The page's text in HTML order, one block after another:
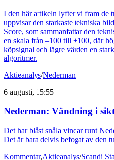
I den här artikeln lyfter vi fram de
uppvisar den starkaste tekniska
Score, som sammanfattar den
en skala från –100 till +100, där
köpsignal och lägre värden en
algoritmer.
Aktieanalys/Nederman
6 augusti, 15:55
Nederman: Vändning i
Det har blåst snåla vindar runt
Det är bara delvis befogat av den
Kommentar,Aktieanalys/Scandi